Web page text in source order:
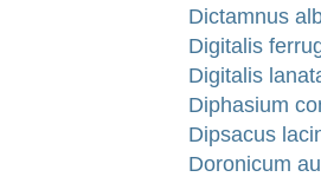
Dictamnus
Digitalis
Digitalis
Diphasium
Dipsacus
Doronicum